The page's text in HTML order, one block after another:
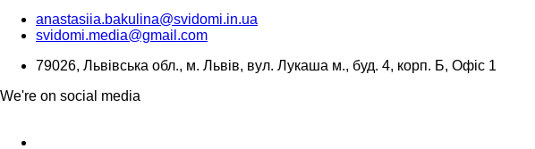
anastasiia.bakulina@svidomi.in.ua
svidomi.media@gmail.com
79026, Львівська обл., м. Львів, вул. Лукаша м., буд. 4, корп. Б, Офіс 1
We're on social media